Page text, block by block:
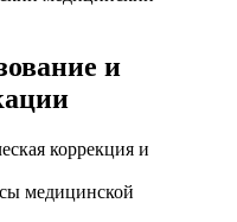
и
коррекция и
медицинской